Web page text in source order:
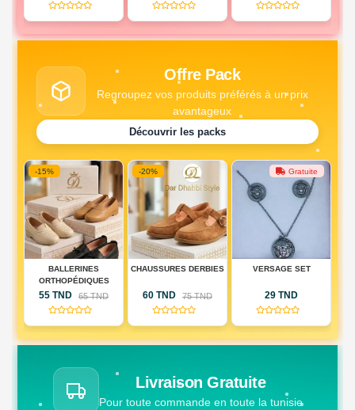
(0) (0) (0)
Offre Pack
Regroupez vos produits préférés à un prix
avantageux
Découvrir les packs
-15%
BALLERINES
ORTHOPÉDIQUES
55 TND 65 TND
(0)
-20%
CHAUSSURES DERBIES
60 TND 75 TND
(0)
Gratuite
VERSAGE SET
29 TND
(0)
Livraison Gratuite
Pour toute commande en toute la tunisie